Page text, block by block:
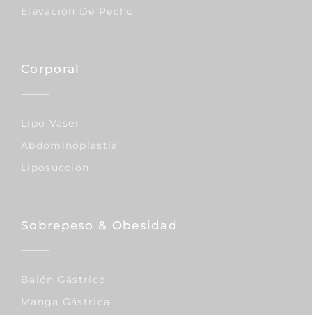
Elevación De Pecho
Corporal
Lipo Vaser
Abdominoplastia
Liposucción
Sobrepeso & Obesidad
Balón Gástrico
Manga Gástrica